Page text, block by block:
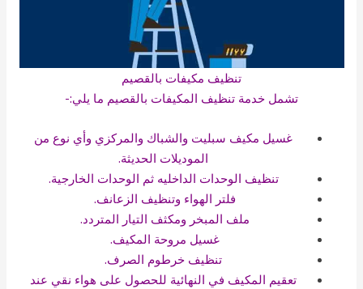
تنظيف مكيفات بالقصيم
تشمل خدمة تنظيف المكيفات بالقصيم ما يلي:-
غسيل مكيف سبليت والشباك والمركزي وأي نوع من
الموديلات الحديثة.
تنظيف الوحدات الداخليه ثم الوحدات الخارجية.
فلتر الهواء وتنظيف الزعانف.
ملف المبخر ومكثف التيار المتردد.
غسيل مروحة المكيف.
تنظيف خرطوم الصرف.
تعقيم المكيف في النهائية للحصول على هواء نقي عند